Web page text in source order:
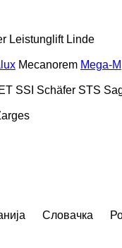
Leistunglift Linde
Mecanorem Mega-M
SSI Schäfer STS
Словачка